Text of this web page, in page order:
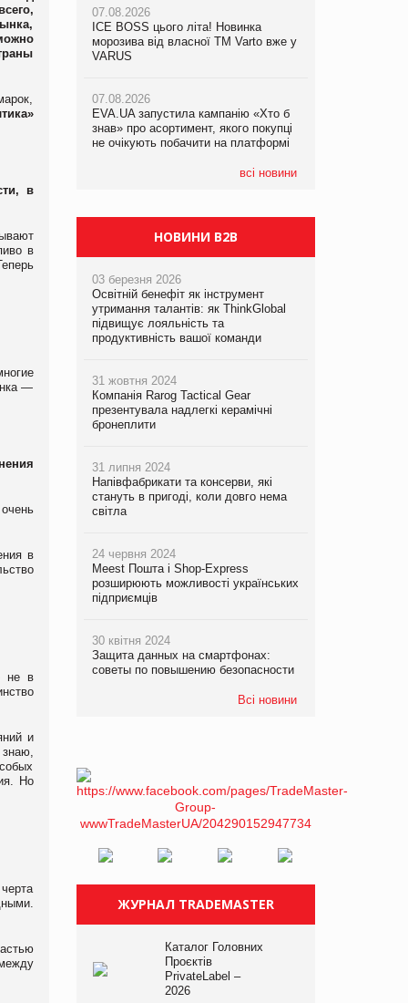
в
в
—
в
не в
и
Но
07.08.2026
ICE BOSS цього літа! Новинка
морозива від власної ТМ Varto вже у
VARUS
07.08.2026
EVA.UA запустила кампанію «Хто б
знав» про асортимент, якого покупці
не очікують побачити на платформі
всі новини
06.08.2026
Смачна новинка для хвостатих: у
VARUS з’явилися паучі Varto Paw
05.08.2026
Мережа супермаркетів VARUS купує
мережу магазинів формату
компанія налічуватиме 374 магазини
07.08.2026
Франція заборонила рекламні дзвінки
НОВИНИ B2B
03 березня 2026
Освітній бенефіт як інструмент
утримання талантів: як ThinkGlobal
підвищує лояльність та
продуктивність вашої команди
31 жовтня 2024
Компанія Rarog Tactical Gear
презентувала надлегкі керамічні
бронеплити
31 липня 2024
Напівфабрикати та консерви, які
стануть в пригоді, коли довго нема
світла
24 червня 2024
Meest Пошта і Shop-Express
розширюють можливості українських
підприємців
30 квітня 2024
Защита данных на смартфонах:
советы по повышению безопасности
Всі новини
ЖУРНАЛ TRADEMASTER
Каталог Головних
Проєктів
PrivateLabel –
2026